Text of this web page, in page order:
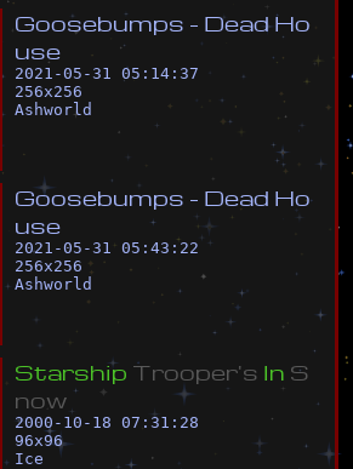
Goosebumps - Dead Ho
use
2021-05-31 05:14:37
256x256
Ashworld
Goosebumps - Dead Ho
use
2021-05-31 05:43:22
256x256
Ashworld
Starship Trooper's In S
now
2000-10-18 07:31:28
96x96
Ice